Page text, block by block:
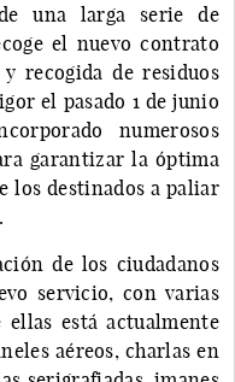
una larga serie de
el nuevo contrato
recogida de residuos
el pasado 1 de junio
numerosos
garantizar la óptima
los destinados a paliar
de los ciudadanos
servicio, con varias
está actualmente
aéreos, charlas en